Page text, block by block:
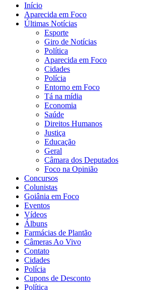
Início
Aparecida em Foco
Últimas Notícias
Esporte
Giro de Notícias
Política
Aparecida em Foco
Cidades
Polícia
Entorno em Foco
Tá na mídia
Economia
Saúde
Direitos Humanos
Justiça
Educação
Geral
Câmara dos Deputados
Foco na Opinião
Concursos
Colunistas
Goiânia em Foco
Eventos
Vídeos
Álbuns
Farmácias de Plantão
Câmeras Ao Vivo
Contato
Cidades
Polícia
Cupons de Desconto
Política